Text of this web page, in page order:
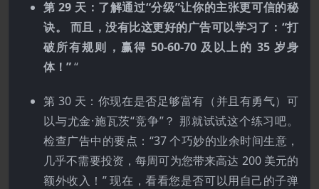
第 29 天：了解通过“分级”让你的主张更可信的秘
诀。 而且，没有比这更好的广告可以学习了：“打
破所有规则，赢得 50-60-70 及以上的 35 岁身
体！”“
第 30 天：你现在是否足够富有（并且有勇气）可
以与尤金·施瓦茨“竞争”？ 那就试试这个练习吧。
检查广告中的要点：“37 个巧妙的业余时间生意，
几乎不需要投资，每周可为您带来高达 200 美元的
额外收入！” 现在，看看您是否可以用自己的子弹